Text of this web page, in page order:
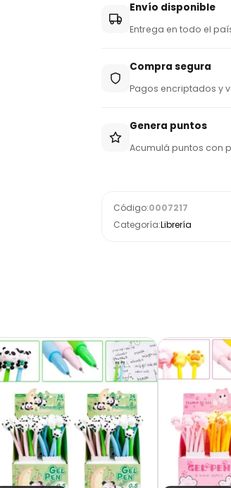
Envío disponible
Entrega en todo el
Compra segura
Pagos encriptados y
Genera puntos
Acumulá puntos con
Código:0007217
Categoría:Librería